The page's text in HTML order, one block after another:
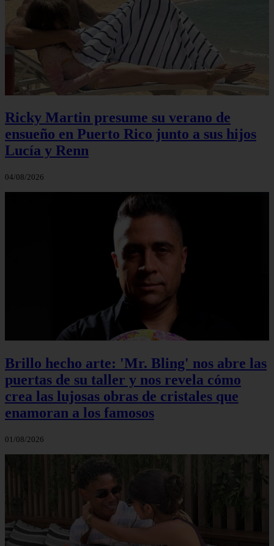
Ricky Martin presume su verano de
ensueño en Puerto Rico junto a sus hijos
Lucía y Renn
04/08/2026
Brillo hecho arte: 'Mr. Bling' nos abre las
puertas de su taller y nos revela cómo
crea las lujosas obras de cristales que
enamoran a los famosos
01/08/2026